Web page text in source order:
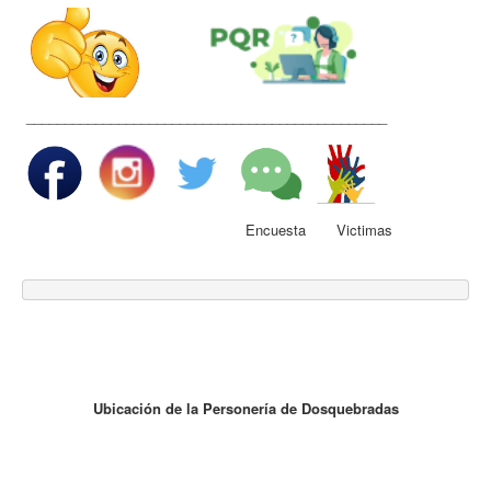
Veedurias
Código de Integridad
Gestión del Talento Humano
Derechos Fundamentales
Transparencia
Participa
Encuesta Victimas
Ubicación de la Personería de Dosquebradas